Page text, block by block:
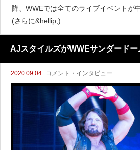
降、WWEでは全てのライブイベントが
(さらに&hellip;)
AJスタイルズがWWEサンダードー
2020.09.04 コメント・インタビュー